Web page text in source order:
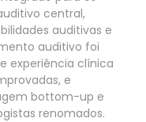
central,
auditivas e
auditivo foi
experiência clínica
e
bottom-up e
renomados.